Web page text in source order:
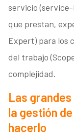
servicio
que prestan,
Expert) para los
del trabajo
complejidad.
Las
la gestión
hacerlo